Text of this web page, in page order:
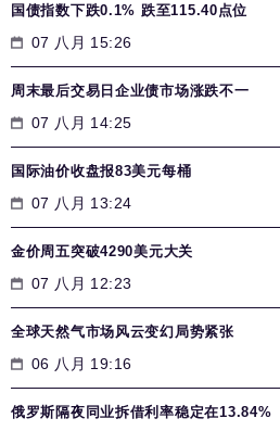
国债指数下跌0.1% 跌至115.40点位
07 八月 15:26
周末最后交易日企业债市场涨跌不一
07 八月 14:25
国际油价收盘报83美元每桶
07 八月 13:24
金价周五突破4290美元大关
07 八月 12:23
全球天然气市场风云变幻局势紧张
06 八月 19:16
俄罗斯隔夜同业拆借利率稳定在13.84%